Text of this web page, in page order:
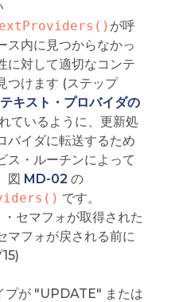
が呼
ス内に見つからなかっ
に対して適切なコンテ
つけます (ステップ
キスト・プロバイダの
ているように、更新処
バイダに転送するため
ス・ルーチンによって
図 MD-02 の
です。
セマフォが取得された
マフォが戻される前に
プが "UPDATE" または